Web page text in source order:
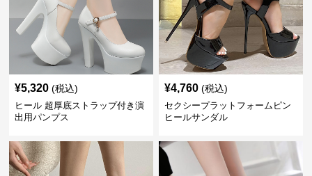
¥5,320 (税込)
ヒール 超厚底ストラップ付き演
出用パンプス
¥4,760 (税込)
セクシープラットフォームピン
ヒールサンダル